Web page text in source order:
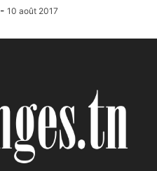
- 10 août 2017